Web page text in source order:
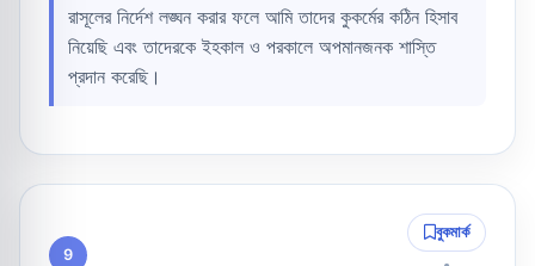
রাসূলের নির্দেশ লঙ্ঘন করার ফলে আমি তাদের কুকর্মের কঠিন হিসাব
নিয়েছি এবং তাদেরকে ইহকাল ও পরকালে অপমানজনক শাস্তি
প্রদান করেছি।
9
বুকমার্ক